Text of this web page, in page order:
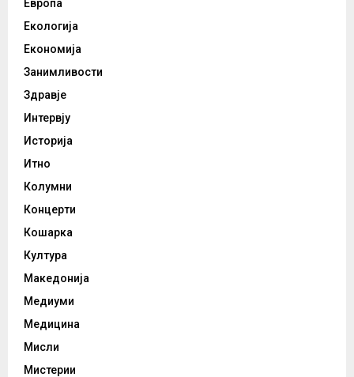
Европа
Екологија
Економија
Занимливости
Здравје
Интервју
Историја
Итно
Колумни
Концерти
Кошарка
Култура
Македонија
Медиуми
Медицина
Мисли
Мистерии